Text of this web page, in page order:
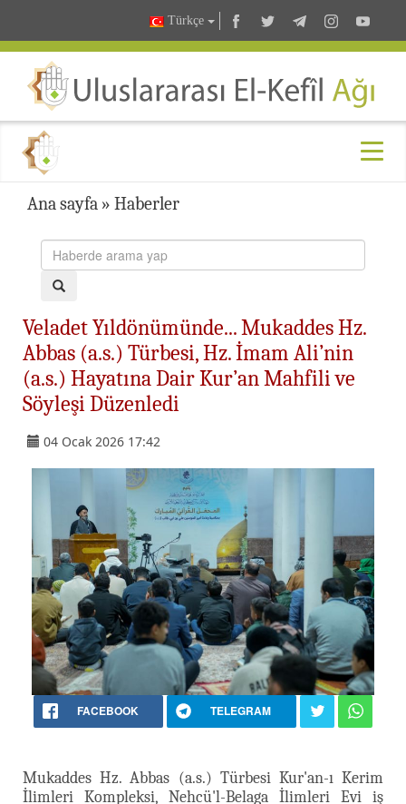
Türkçe
Ana sayfa » Haberler
Veladet Yıldönümünde... Mukaddes Hz.
Abbas (a.s.) Türbesi, Hz. İmam Ali’nin
(a.s.) Hayatına Dair Kur’an Mahfili ve
Söyleşi Düzenledi
04 Ocak 2026 17:42
FACEBOOK TELEGRAM
Mukaddes Hz. Abbas (a.s.) Türbesi Kur'an-ı Kerim
İlimleri Kompleksi, Nehcü'l-Belaga İlimleri Evi iş